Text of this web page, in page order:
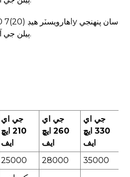
جي اي
210 ايڇ
ايف
جي اي
260 ايڇ
ايف
جي اي
330 ايڇ
ايف
25000 28000 35000